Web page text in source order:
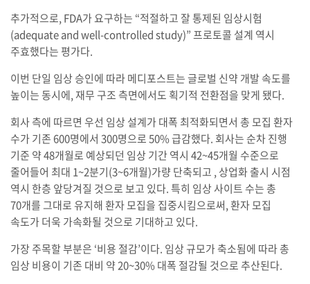
추가적으로, FDA가 요구하는 “적절하고 잘 통제된 임상시험
(adequate and well-controlled study)” 프로토콜 설계 역시
주효했다는 평가다.
이번 단일 임상 승인에 따라 메디포스트는 글로벌 신약 개발 속도를
높이는 동시에, 재무 구조 측면에서도 획기적 전환점을 맞게 됐다.
회사 측에 따르면 우선 임상 설계가 대폭 최적화되면서 총 모집 환자
수가 기존 600명에서 300명으로 50% 급감했다. 회사는 순차 진행
기준 약 48개월로 예상되던 임상 기간 역시 42~45개월 수준으로
줄어들어 최대 1~2분기(3~6개월)가량 단축되고 , 상업화 출시 시점
역시 한층 앞당겨질 것으로 보고 있다. 특히 임상 사이트 수는 총
70개를 그대로 유지해 환자 모집을 집중시킴으로써, 환자 모집
속도가 더욱 가속화될 것으로 기대하고 있다.
가장 주목할 부분은 ‘비용 절감’이다. 임상 규모가 축소됨에 따라 총
임상 비용이 기존 대비 약 20~30% 대폭 절감될 것으로 추산된다.